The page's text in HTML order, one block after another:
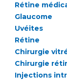
Maladies
Maternité
Presse /
Dossiers de
Médiathèque
Rétine
Glaucome
Uvéites
Rétine
Chirurgie
Chirurgie
Injections